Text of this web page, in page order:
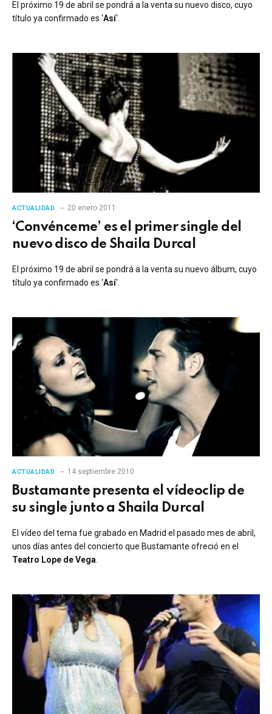
El próximo 19 de abril se pondrá a la venta su nuevo disco, cuyo
título ya confirmado es ‘Así‘.
ACTUALIDAD 20 enero 2011
‘Convénceme’ es el primer single del
nuevo disco de Shaila Durcal
El próximo 19 de abril se pondrá a la venta su nuevo álbum, cuyo
título ya confirmado es ‘Así‘.
ACTUALIDAD 14 septiembre 2010
Bustamante presenta el vídeoclip de
su single junto a Shaila Durcal
El vídeo del tema fue grabado en Madrid el pasado mes de abril,
unos días antes del concierto que Bustamante ofreció en el
Teatro Lope de Vega